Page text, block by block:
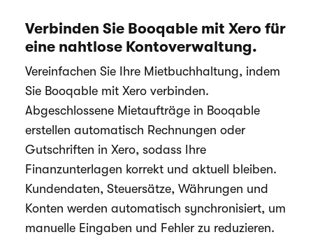
Verbinden Sie Booqable mit Xero für
eine nahtlose Kontoverwaltung.
Vereinfachen Sie Ihre Mietbuchhaltung, indem
Sie Booqable mit Xero verbinden.
Abgeschlossene Mietaufträge in Booqable
erstellen automatisch Rechnungen oder
Gutschriften in Xero, sodass Ihre
Finanzunterlagen korrekt und aktuell bleiben.
Kundendaten, Steuersätze, Währungen und
Konten werden automatisch synchronisiert, um
manuelle Eingaben und Fehler zu reduzieren.